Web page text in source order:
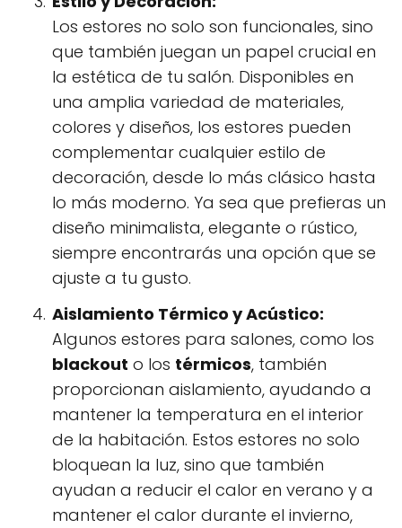
Los estores no solo son funcionales, sino
que también juegan un papel crucial en
la estética de tu salón. Disponibles en
una amplia variedad de materiales,
colores y diseños, los estores pueden
complementar cualquier estilo de
decoración, desde lo más clásico hasta
lo más moderno. Ya sea que prefieras un
diseño minimalista, elegante o rústico,
siempre encontrarás una opción que se
ajuste a tu gusto.
Aislamiento Térmico y Acústico:
Algunos estores para salones, como los
blackout o los térmicos, también
proporcionan aislamiento, ayudando a
mantener la temperatura en el interior
de la habitación. Estos estores no solo
bloquean la luz, sino que también
ayudan a reducir el calor en verano y a
mantener el calor durante el invierno,